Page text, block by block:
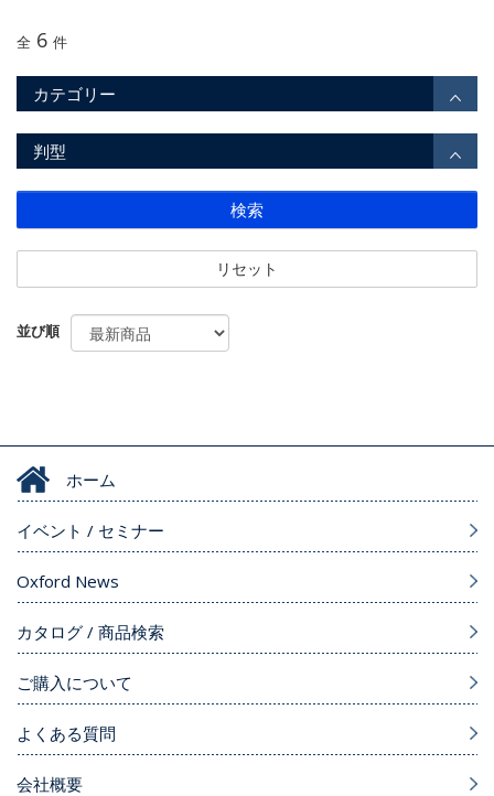
全 6 件
カテゴリー
判型
検索
リセット
並び順
ホーム
イベント / セミナー
Oxford News
カタログ / 商品検索
ご購入について
よくある質問
会社概要